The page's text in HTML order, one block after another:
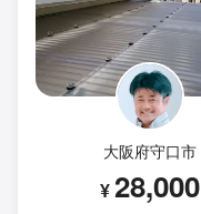
大阪府守口市
¥28,000